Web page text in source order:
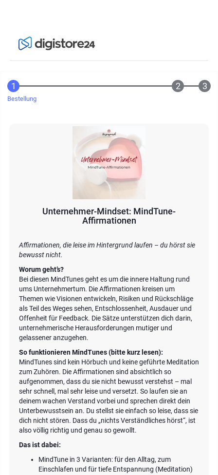
Bestellung
Unternehmer-Mindset: MindTune-
Affirmationen
Affirmationen, die leise im Hintergrund laufen – du hörst sie
bewusst nicht.
Worum geht’s?
Bei diesen MindTunes geht es um die innere Haltung rund
ums Unternehmertum. Die Affirmationen kreisen um
Themen wie Visionen entwickeln, Risiken und Rückschläge
als Teil des Weges sehen, Entschlossenheit, Ausdauer und
Offenheit für Feedback. Die Sätze unterstützen dich darin,
unternehmerische Herausforderungen mutiger und
gelassener anzugehen.
So funktionieren MindTunes (bitte kurz lesen):
MindTunes sind kein Hörbuch und keine geführte Meditation
zum Zuhören. Die Affirmationen sind absichtlich so
aufgenommen, dass du sie nicht bewusst verstehst – mal
sehr schnell, mal sehr leise und versetzt. So laufen sie an
deinem wachen Verstand vorbei und sprechen direkt dein
Unterbewusstsein an. Du stellst sie einfach so leise, dass sie
dich nicht stören. Dass du „nichts Verständliches hörst“, ist
also völlig richtig und genau so gewollt.
Das ist dabei:
MindTune in 3 Varianten: für den Alltag, zum
Einschlafen und für tiefe Entspannung (Meditation)